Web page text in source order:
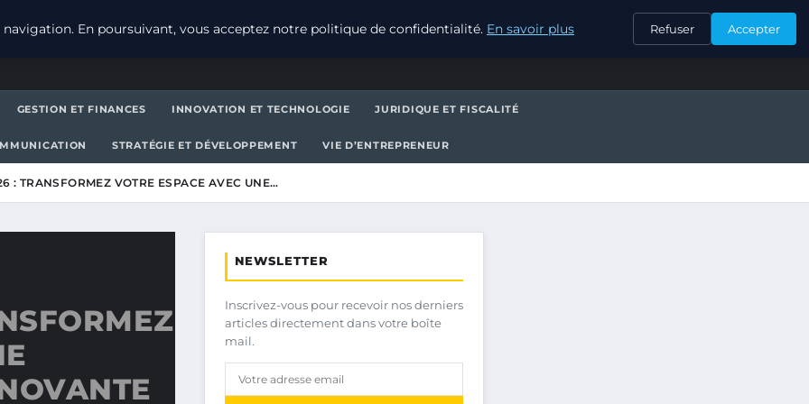
CONTACT
GESTION ET FINANCES INNOVATION ET TECHNOLOGIE JURIDIQUE ET FISCALITÉ
STRATÉGIE ET DÉVELOPPEMENT VIE D’ENTREPRENEUR
: TRANSFORMEZ VOTRE ESPACE AVEC UNE…
NEWSLETTER
Inscrivez-vous pour recevoir nos derniers
articles directement dans votre boîte
mail.
En poursuivant, vous acceptez notre politique de confidentialité. En savoir plus Refuser Accepter